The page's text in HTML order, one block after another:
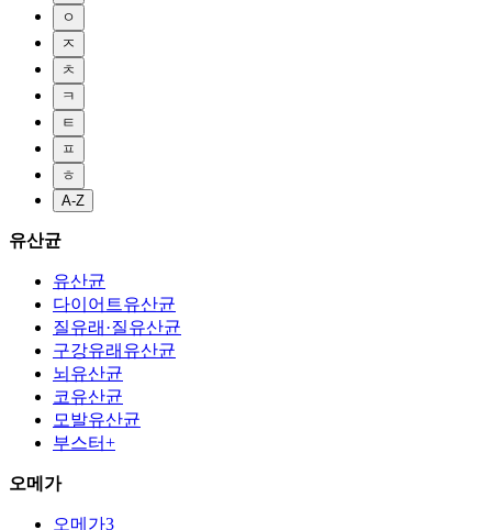
ㅇ
ㅈ
ㅊ
ㅋ
ㅌ
ㅍ
ㅎ
A-Z
유산균
유산균
다이어트유산균
질유래·질유산균
구강유래유산균
뇌유산균
코유산균
모발유산균
부스터+
오메가
오메가3